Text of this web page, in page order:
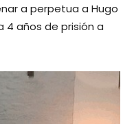
a perpetua a Hugo
4 años de prisión a